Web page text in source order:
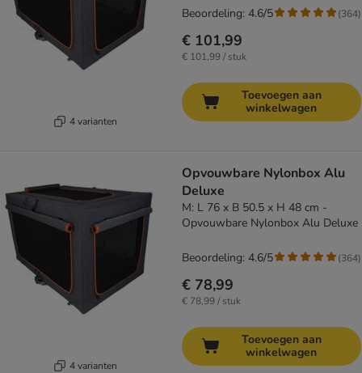
4 varianten
€ 101,99
€ 101,99 / stuk
Beoordeling: 4.6/5 (364)
Toevoegen aan
winkelwagen
4 varianten
Opvouwbare Nylonbox Alu
Deluxe
M: L 76 x B 50.5 x H 48 cm -
Opvouwbare Nylonbox Alu Deluxe
€ 78,99
€ 78,99 / stuk
Beoordeling: 4.6/5 (364)
Toevoegen aan
winkelwagen